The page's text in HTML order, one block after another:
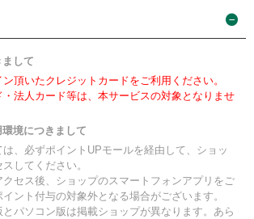
して
頂いたクレジットカードをご利用ください。
法人カード等は、本サービスの対象となりませ
境につきまして
、必ずポイントUPモールを経由して、ショッ
してください。
セス後、ショップのスマートフォンアプリをご
ント付与の対象外となる場合がございます。
パソコン版は掲載ショップが異なります。あら